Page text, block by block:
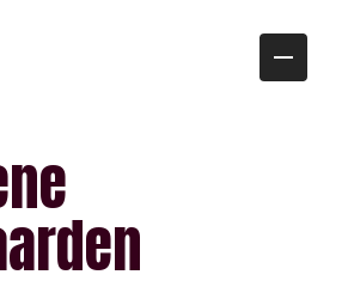
PLUS